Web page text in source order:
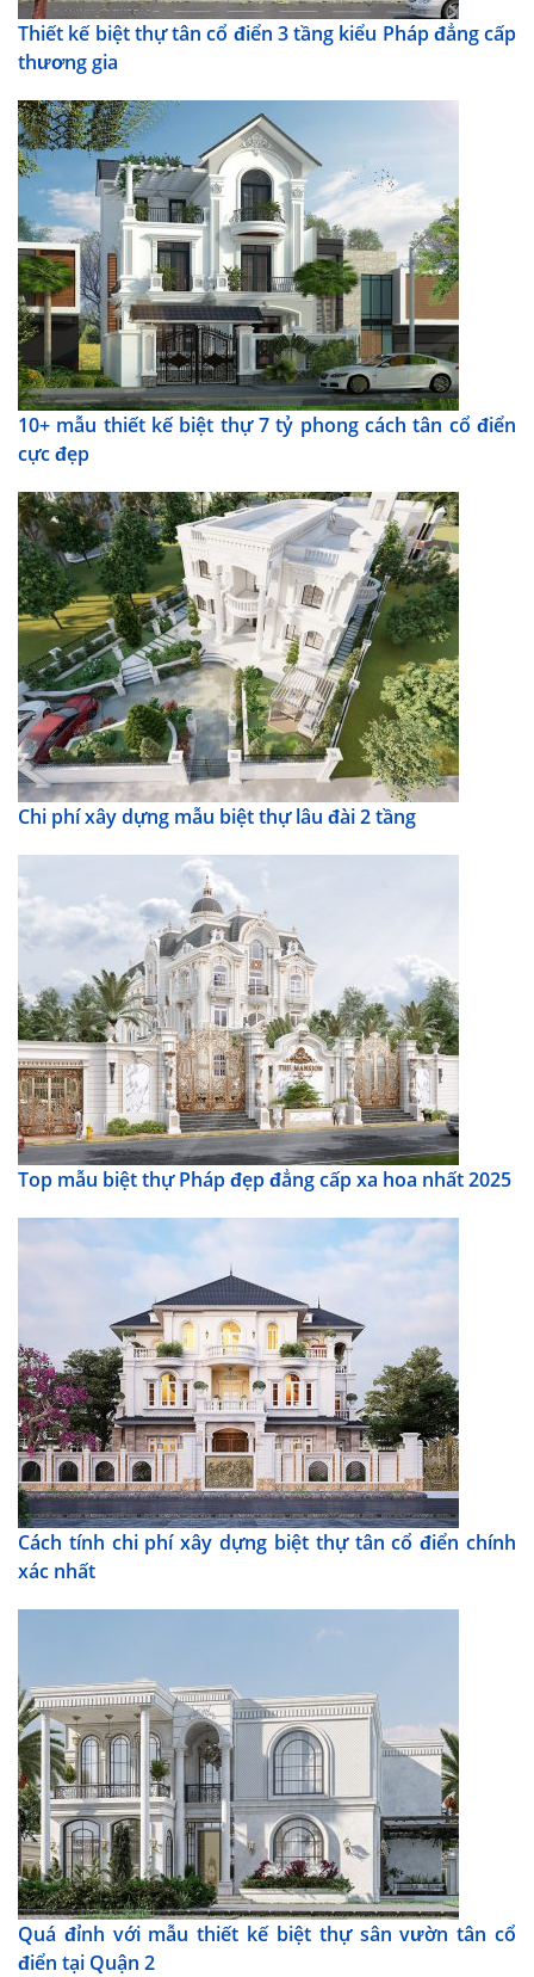
Thiết kế biệt thự tân cổ điển 3 tầng kiểu Pháp đẳng cấp
thương gia
10+ mẫu thiết kế biệt thự 7 tỷ phong cách tân cổ điển
cực đẹp
Chi phí xây dựng mẫu biệt thự lâu đài 2 tầng
Top mẫu biệt thự Pháp đẹp đẳng cấp xa hoa nhất 2025
Cách tính chi phí xây dựng biệt thự tân cổ điển chính
xác nhất
Quá đỉnh với mẫu thiết kế biệt thự sân vườn tân cổ
điển tại Quận 2